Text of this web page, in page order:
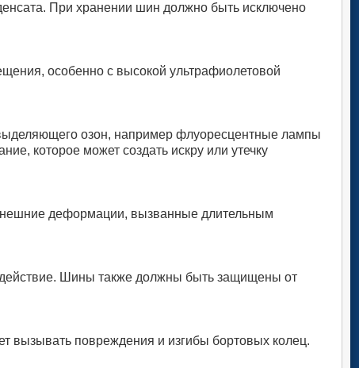
При хранении шин должно быть исключено
особенно с высокой ультрафиолетовой
озон, например флуоресцентные лампы
которое может создать искру или утечку
деформации, вызванные длительным
Шины также должны быть защищены от
вызывать повреждения и изгибы бортовых колец.